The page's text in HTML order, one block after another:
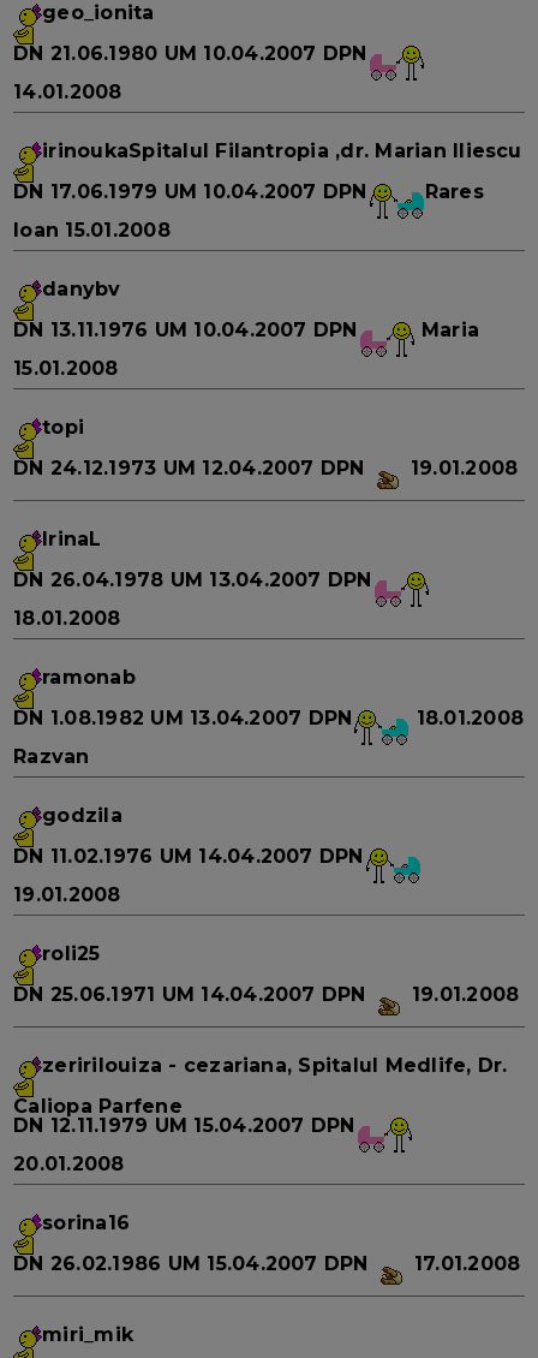
geo_ionita
DN 21.06.1980 UM 10.04.2007 DPN
14.01.2008
irinoukaSpitalul Filantropia ,dr. Marian Iliescu
DN 17.06.1979 UM 10.04.2007 DPN
Rares
Ioan 15.01.2008
danybv
DN 13.11.1976 UM 10.04.2007 DPN
Maria
15.01.2008
topi
DN 24.12.1973 UM 12.04.2007 DPN 19.01.2008
IrinaL
DN 26.04.1978 UM 13.04.2007 DPN
18.01.2008
ramonab
DN 1.08.1982 UM 13.04.2007 DPN
18.01.2008
Razvan
godzila
DN 11.02.1976 UM 14.04.2007 DPN
19.01.2008
roli25
DN 25.06.1971 UM 14.04.2007 DPN 19.01.2008
zeririlouiza - cezariana, Spitalul Medlife, Dr.
Caliopa Parfene
DN 12.11.1979 UM 15.04.2007 DPN
20.01.2008
sorina16
DN 26.02.1986 UM 15.04.2007 DPN 17.01.2008
miri_mik